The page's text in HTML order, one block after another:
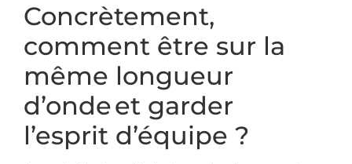
Concrètement,
comment être sur la
même longueur
d’onde et garder
l’esprit d’équipe ?